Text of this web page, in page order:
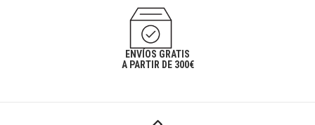
ENVÍOS GRATIS
A PARTIR DE 300€